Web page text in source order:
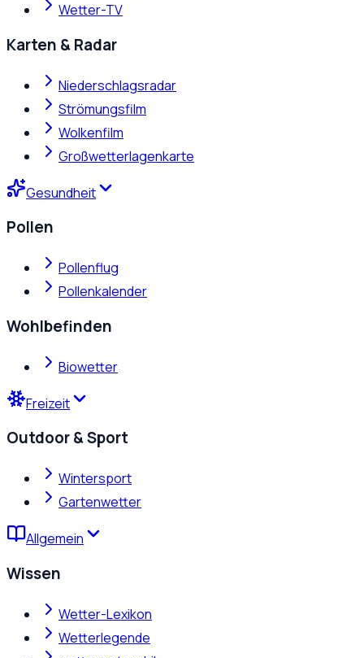
Wetter-TV
Karten & Radar
Niederschlagsradar
Strömungsfilm
Wolkenfilm
Großwetterlagenkarte
Gesundheit
Pollen
Pollenflug
Pollenkalender
Wohlbefinden
Biowetter
Freizeit
Outdoor & Sport
Wintersport
Gartenwetter
Allgemein
Wissen
Wetter-Lexikon
Wetterlegende